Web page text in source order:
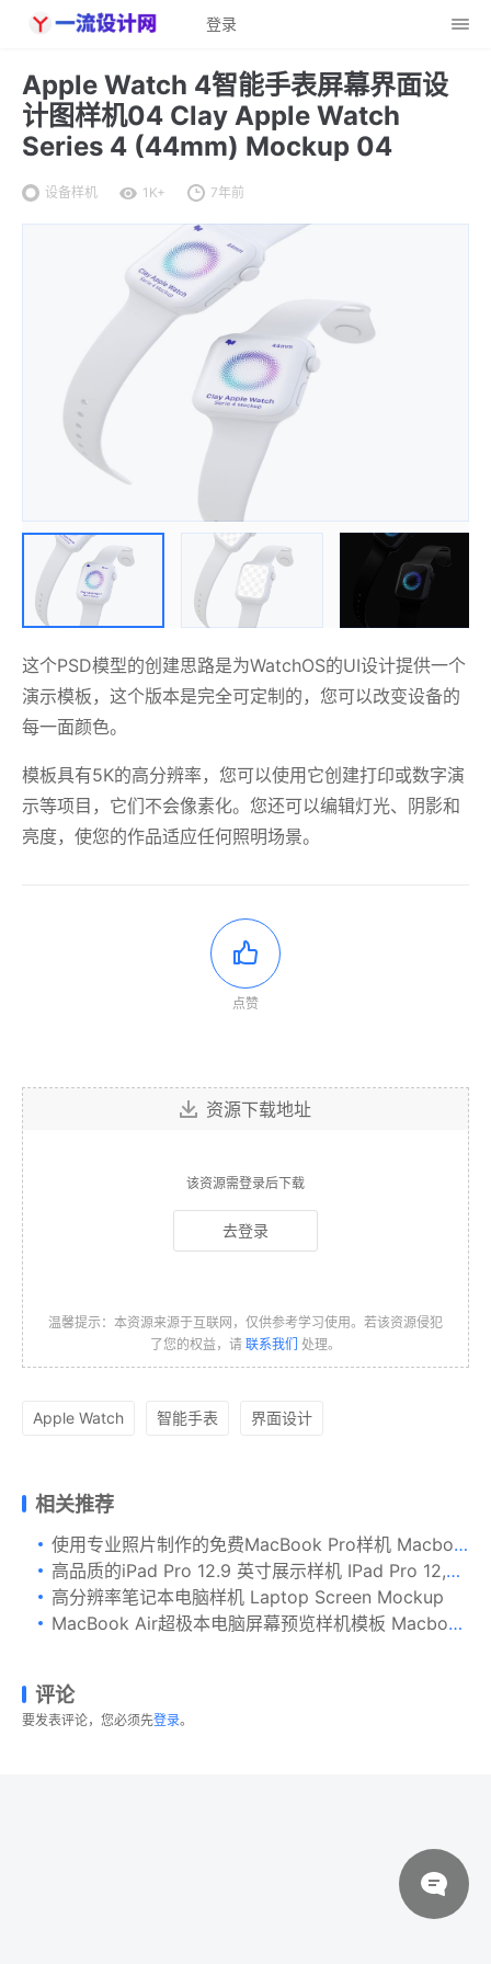
登录
Apple Watch 4智能手表屏幕界面设
计图样机04 Clay Apple Watch
Series 4 (44mm) Mockup 04
设备样机 1K+ 7年前
这个PSD模型的创建思路是为WatchOS的UI设计提供一个
演示模板，这个版本是完全可定制的，您可以改变设备的
每一面颜色。
模板具有5K的高分辨率，您可以使用它创建打印或数字演
示等项目，它们不会像素化。您还可以编辑灯光、阴影和
亮度，使您的作品适应任何照明场景。
点赞
资源下载地址
该资源需登录后下载
去登录
温馨提示：本资源来源于互联网，仅供参考学习使用。若该资源侵犯
了您的权益，请 联系我们 处理。
Apple Watch 智能手表 界面设计
相关推荐
使用专业照片制作的免费MacBook Pro样机 Macbook Pro Mock-up
高品质的iPad Pro 12.9 英寸展示样机 IPad Pro 12,9 [psd]
高分辨率笔记本电脑样机 Laptop Screen Mockup
MacBook Air超极本电脑屏幕预览样机模板 Macbook Air Mockup
评论
要发表评论，您必须先登录。